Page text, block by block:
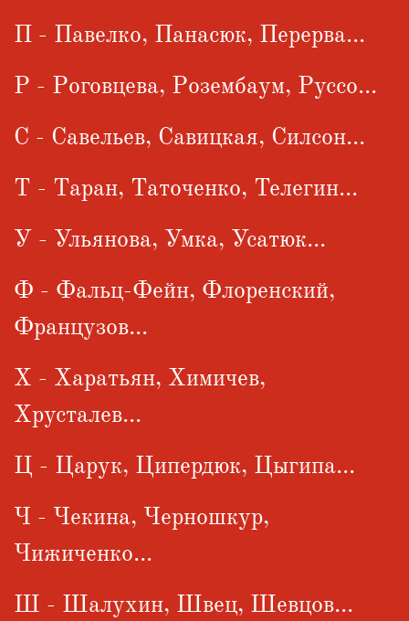
П - Павелко, Панасюк, Перерва...
Р - Роговцева, Розембаум, Руссо...
С - Савельев, Савицкая, Силсон...
Т - Таран, Таточенко, Телегин...
У - Ульянова, Умка, Усатюк...
Ф - Фальц-Фейн, Флоренский,
Французов...
Х - Харатьян, Химичев,
Хрусталев...
Ц - Царук, Ципердюк, Цыгипа...
Ч - Чекина, Черношкур,
Чижиченко...
Ш - Шалухин, Швец, Шевцов...